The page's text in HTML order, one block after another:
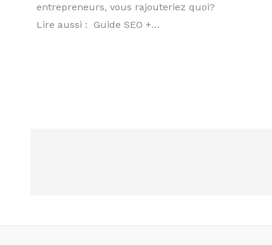
entrepreneurs, vous rajouteriez quoi?
Lire aussi : Guide SEO +…